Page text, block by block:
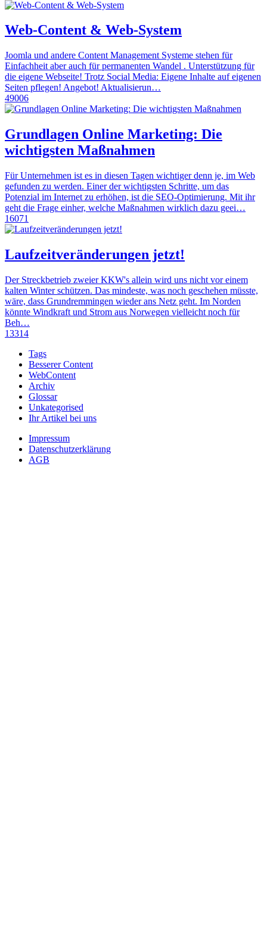
Web-Content & Web-System
Joomla und andere Content Management Systeme stehen für
Einfachheit aber auch für permanenten Wandel . Unterstützung für
die eigene Webseite! Trotz Social Media: Eigene Inhalte auf eigenen
Seiten pflegen! Angebot! Aktualisierun…
49006
Grundlagen Online Marketing: Die
wichtigsten Maßnahmen
Für Unternehmen ist es in diesen Tagen wichtiger denn je, im Web
gefunden zu werden. Einer der wichtigsten Schritte, um das
Potenzial im Internet zu erhöhen, ist die SEO-Optimierung. Mit ihr
geht die Frage einher, welche Maßnahmen wirklich dazu geei…
16071
Laufzeitveränderungen jetzt!
Der Streckbetrieb zweier KKW's allein wird uns nicht vor einem
kalten Winter schützen. Das mindeste, was noch geschehen müsste,
wäre, dass Grundremmingen wieder ans Netz geht. Im Norden
könnte Windkraft und Strom aus Norwegen vielleicht noch für
Beh…
13314
Tags
Besserer Content
WebContent
Archiv
Glossar
Unkategorised
Ihr Artikel bei uns
Impressum
Datenschutzerklärung
AGB